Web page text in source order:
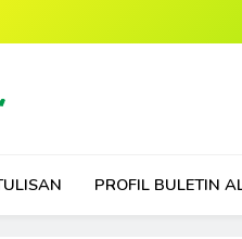
PROFIL BULETIN